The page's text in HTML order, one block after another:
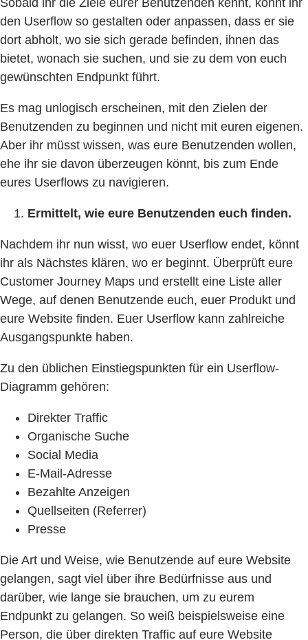
den Userflow so gestalten oder anpassen, dass er sie
dort abholt, wo sie sich gerade befinden, ihnen das
bietet, wonach sie suchen, und sie zu dem von euch
gewünschten Endpunkt führt.
Es mag unlogisch erscheinen, mit den Zielen der
Benutzenden zu beginnen und nicht mit euren eigenen.
Aber ihr müsst wissen, was eure Benutzenden wollen,
ehe ihr sie davon überzeugen könnt, bis zum Ende
eures Userflows zu navigieren.
Ermittelt, wie eure Benutzenden euch finden.
Nachdem ihr nun wisst, wo euer Userflow endet, könnt
ihr als Nächstes klären, wo er beginnt. Überprüft eure
Customer Journey Maps und erstellt eine Liste aller
Wege, auf denen Benutzende euch, euer Produkt und
eure Website finden. Euer Userflow kann zahlreiche
Ausgangspunkte haben.
Zu den üblichen Einstiegspunkten für ein Userflow-
Diagramm gehören:
Direkter Traffic
Organische Suche
Social Media
E-Mail-Adresse
Bezahlte Anzeigen
Quellseiten (Referrer)
Presse
Die Art und Weise, wie Benutzende auf eure Website
gelangen, sagt viel über ihre Bedürfnisse aus und
darüber, wie lange sie brauchen, um zu eurem
Endpunkt zu gelangen. So weiß beispielsweise eine
Person, die über direkten Traffic auf eure Website